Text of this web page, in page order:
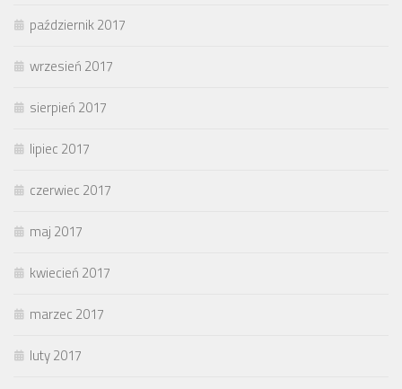
październik 2017
wrzesień 2017
sierpień 2017
lipiec 2017
czerwiec 2017
maj 2017
kwiecień 2017
marzec 2017
luty 2017